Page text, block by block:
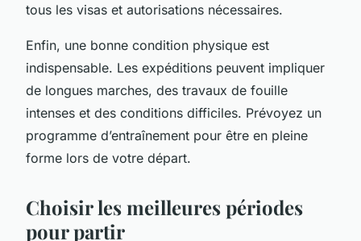
tous les visas et autorisations nécessaires.
Enfin, une bonne condition physique est
indispensable. Les expéditions peuvent impliquer
de longues marches, des travaux de fouille
intenses et des conditions difficiles. Prévoyez un
programme d’entraînement pour être en pleine
forme lors de votre départ.
Choisir les meilleures périodes
pour partir